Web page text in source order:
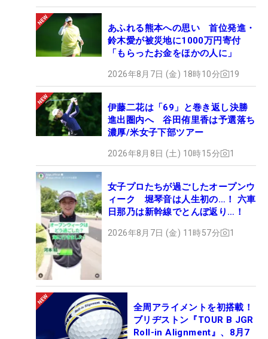
あふれる熊本への思い 首位発進・
鈴木愛が被災地に1000万円寄付
「もらったお金をほかの人に」
2026年8月7日 (金) 18時10分 19
伊藤二花は「69」と巻き返し決勝
進出圏内へ 谷田侑里香は予選落ち
濃厚/米女子下部ツアー
2026年8月8日 (土) 10時15分 1
女子プロたちが過ごしたオープンウ
ィーク 堀琴音は人生初の…！ 六車
日那乃は新幹線でとんぼ返り…！
2026年8月7日 (金) 11時57分 1
全周アライメントを初搭載！
ブリヂストン『TOUR B JGR
Roll-in Alignment』、8月7